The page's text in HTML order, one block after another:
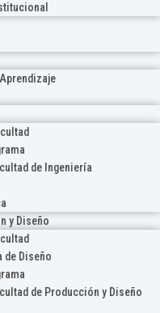
de Ingeniería
y Diseño
de Diseño
de Producción y Diseño